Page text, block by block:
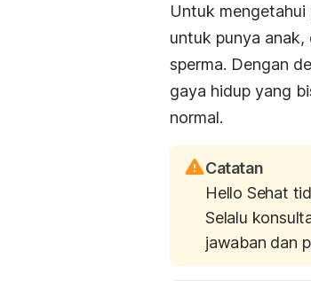
Untuk
untuk punya
sperma. Dengan
gaya hidup yang
normal.
Catatan
Hello Sehat
Selalu
jawaban dan